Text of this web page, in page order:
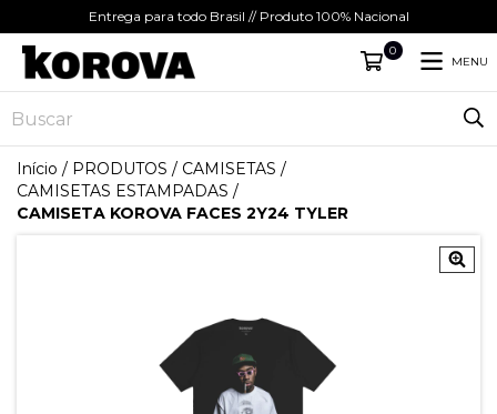
Entrega para todo Brasil // Produto 100% Nacional
0
MENU
Início / PRODUTOS / CAMISETAS /
CAMISETAS ESTAMPADAS /
CAMISETA KOROVA FACES 2Y24 TYLER